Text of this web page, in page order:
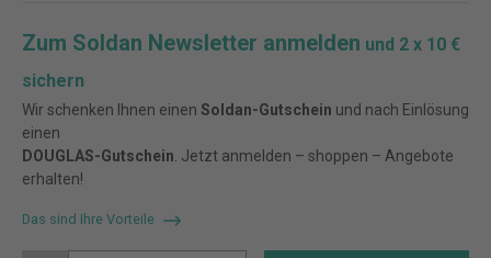
Zum Soldan Newsletter anmelden und 2 x 10 €
sichern
Wir schenken Ihnen einen Soldan-Gutschein und nach Einlösung
einen
DOUGLAS-Gutschein . Jetzt anmelden – shoppen – Angebote
erhalten!
Das sind Ihre Vorteile